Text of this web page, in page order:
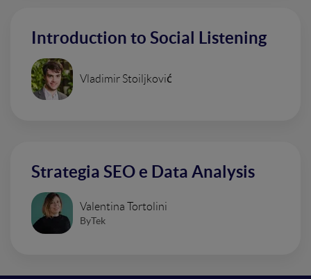
Introduction to Social Listening
Vladimir Stoiljković
Strategia SEO e Data Analysis
Valentina Tortolini
ByTek